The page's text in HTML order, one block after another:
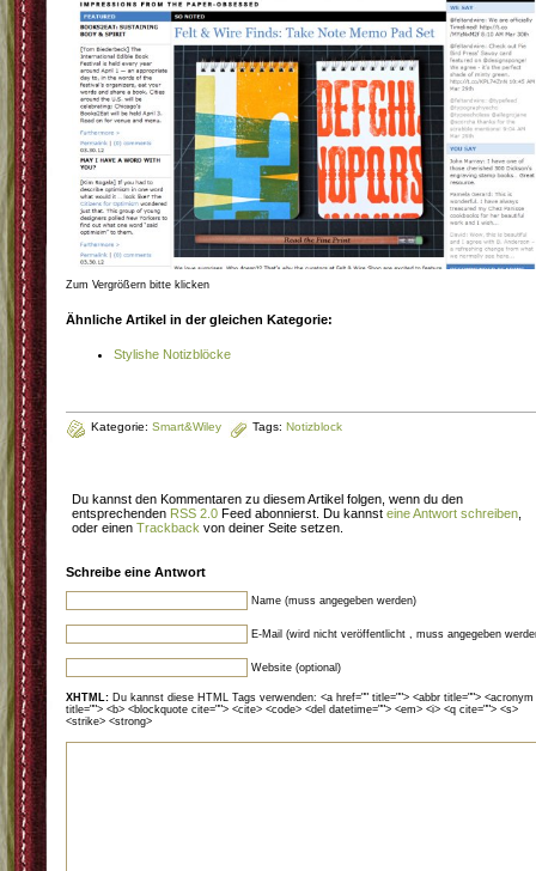
Zum Vergrößern bitte klicken
Ähnliche Artikel in der gleichen Kategorie:
Stylishe Notizblöcke
Kategorie: Smart&Wiley Tags: Notizblock
Du kannst den Kommentaren zu diesem Artikel folgen, wenn du den
entsprechenden RSS 2.0 Feed abonnierst. Du kannst eine Antwort schreiben
oder einen Trackback von deiner Seite setzen.
Schreibe eine Antwort
Name (muss angegeben werden)
E-Mail (wird nicht veröffentlicht , muss angegeben
Website (optional)
XHTML: Du kannst diese HTML Tags verwenden: <a href="" title=""> <abbr title=""> <acronym
title=""> <b> <blockquote cite=""> <cite> <code> <del datetime=""> <em> <i> <q cite=""> <s>
<strike> <strong>